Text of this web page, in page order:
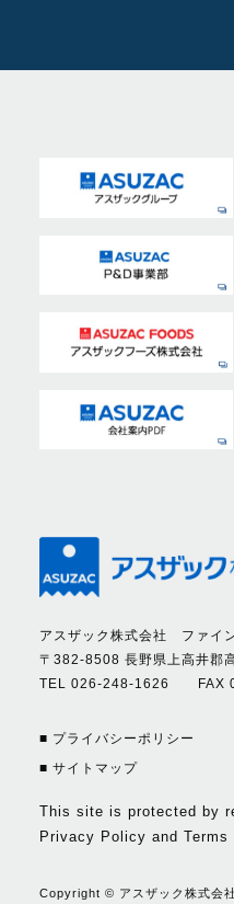
アスザック株式会社 ファイ
〒382-8508 長野県上高井郡
TEL 026-248-1626 FAX
■ プライバシーポリシー
■ サイトマップ
This site is protected by
Privacy Policy and Terms
Copyright © アスザック株式会